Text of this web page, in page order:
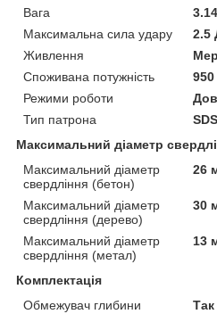
Вага
Максимальна сила удару
2.5
Живлення
Споживана потужність
Режими роботи
Тип патрона
Максимальний діаметр
Максимальний діаметр
свердління (бетон)
26
Максимальний діаметр
свердління (дерево)
30
Максимальний діаметр
свердління (метал)
13
Комплектація
Обмежувач глибини
Так